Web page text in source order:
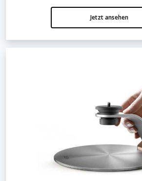
Jetzt ansehen